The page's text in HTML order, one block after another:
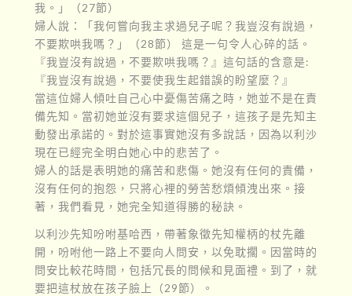
我。」（27節）
婦人說：「我何嘗向我主求過兒子呢？我豈沒有說過，
不要欺哄我嗎？」（28節） 這是一句令人心碎的話。
『我豈沒有說過，不要欺哄我嗎？』這句話的含意是:
『我豈沒有說過，不要使我生起錯誤的盼望麼？』
當這位婦人傾吐自己心中憂傷苦痛之時，她並不是在責
備先知。當初她並沒有要求這個兒子，這孩子是先知主
動發出承諾的。對於這事實她沒有多說話，因為以利沙
現在已經完全明白她心中的悲苦了。
婦人的話是表明她的痛苦和悲傷。她沒有任何的責備，
沒有任何的抱怨，只將心裡的勞苦愁煩傾洩出來。接
著，我們看見，她完全知道得勝的秘訣。
以利沙先知吩咐基哈西，帶著象徵先知權柄的杖先離
開，吩咐他一路上不要向人問安，以免耽擱。因當時的
問安比較花時間，包括冗長的問候和見面禮。到了，就
要把這杖放在孩子臉上（29節）。